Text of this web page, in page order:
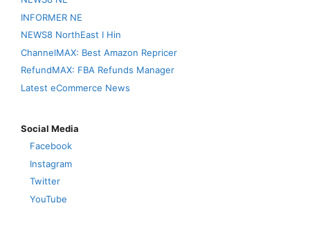
INFORMER NE
NEWS8 NorthEast I Hin
ChannelMAX: Best Amazon Repricer
RefundMAX: FBA Refunds Manager
Latest eCommerce News
Social Media
Facebook
Instagram
Twitter
YouTube